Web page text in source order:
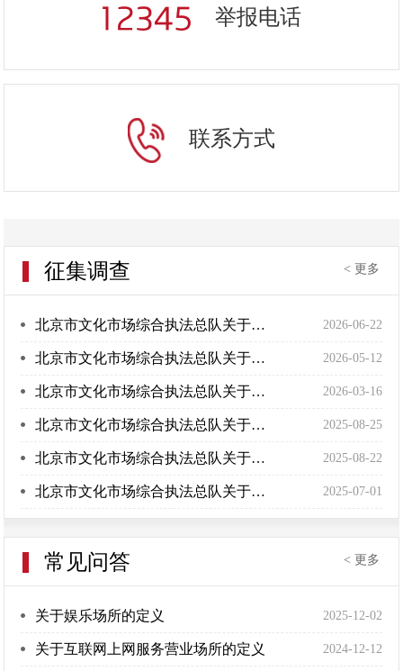
举报电话
联系方式
征集调查 < 更多
北京市文化市场综合执法总队关于对《北京市文化市场综合执法行政处罚裁量基准表》（征求意见稿）公开征求意见的公告 2026-06-22
北京市文化市场综合执法总队关于《北京市文化市场综合执法分级分类监管管理办法》（征求意见稿）公开征求意见的公告 2026-05-12
北京市文化市场综合执法总队关于对《北京市长城保护条例》相关职权权力清单及裁量基准（征求意见稿）公开征求意见的公告 2026-03-16
北京市文化市场综合执法总队关于修订《北京市文化市场初次违法后果轻微行为不予行政处罚实施办法（试行）》及相关制度公开征求意见的公告 2025-08-25
北京市文化市场综合执法总队关于《北京市文化市场综合执法总队举报受理办法（试行）》（征求意见稿）公开征求意见的公告 2025-08-22
北京市文化市场综合执法总队关于文化市场第四批《初违不罚清单》（征求意见稿）公开征求意见的公告 2025-07-01
常见问答 < 更多
关于娱乐场所的定义 2025-12-02
关于互联网上网服务营业场所的定义 2024-12-12